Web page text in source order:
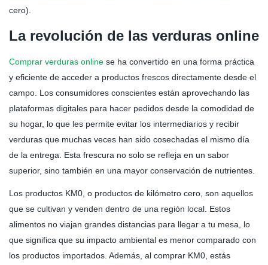
cero).
La revolución de las verduras online
Comprar verduras online se ha convertido en una forma práctica
y eficiente de acceder a productos frescos directamente desde el
campo. Los consumidores conscientes están aprovechando las
plataformas digitales para hacer pedidos desde la comodidad de
su hogar, lo que les permite evitar los intermediarios y recibir
verduras que muchas veces han sido cosechadas el mismo día
de la entrega. Esta frescura no solo se refleja en un sabor
superior, sino también en una mayor conservación de nutrientes.
Los productos KM0, o productos de kilómetro cero, son aquellos
que se cultivan y venden dentro de una región local. Estos
alimentos no viajan grandes distancias para llegar a tu mesa, lo
que significa que su impacto ambiental es menor comparado con
los productos importados. Además, al comprar KM0, estás